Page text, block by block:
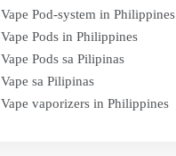
Vape Pod-system in Philippines
Vape Pods in Philippines
Vape Pods sa Pilipinas
Vape sa Pilipinas
Vape vaporizers in Philippines